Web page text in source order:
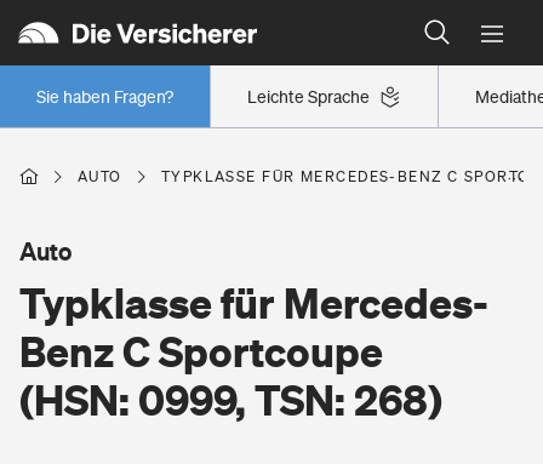
Leichte Sprache
Sie haben Fragen?
Wer versichert was: Jetzt Versicherer finden
Regionalklassen: So ist Ihre Region eingestuft
Wer versichert was: Jetzt Versicherer finden
Berufsunfähigkeitsversicherung
Erwerbsunfähigkeitsversicherung
Wohnen
Wohngebäudeversicherung
AUTO TYPKLASSE FÜR MERCEDES-BENZ C
Typklasse für Mercedes-
Benz C Sportcoupe
(HSN: 0999, TSN: 268)
Auto